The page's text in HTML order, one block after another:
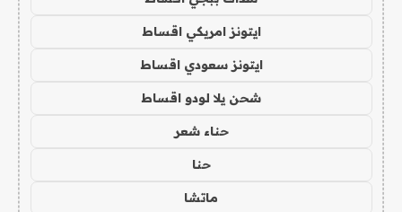
ايتونز امريكي اقساط
ايتونز سعودي اقساط
شحن يلا لودو اقساط
حناء شعر
حنا
ماتشا